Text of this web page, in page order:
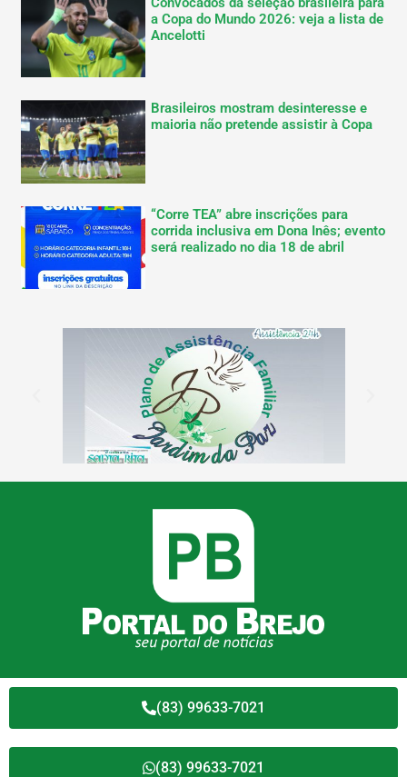
a Copa do Mundo 2026: veja a lista de
Ancelotti
Brasileiros mostram desinteresse e
maioria não pretende assistir à Copa
“Corre TEA” abre inscrições para
corrida inclusiva em Dona Inês; evento
será realizado no dia 18 de abril
(83) 99633-7021
(83) 99633-7021